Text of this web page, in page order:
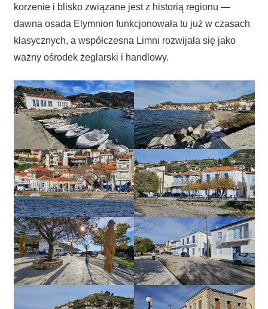
korzenie i blisko związane jest z historią regionu —
dawna osada Elymnion funkcjonowała tu już w czasach
klasycznych, a współczesna Limni rozwijała się jako
ważny ośrodek żeglarski i handlowy.